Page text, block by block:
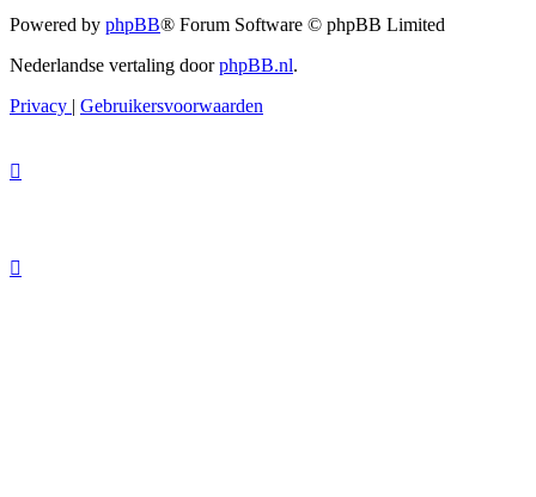
Powered by phpBB® Forum Software © phpBB Limited
Nederlandse vertaling doorphpBB.nl.
Privacy | Gebruikersvoorwaarden